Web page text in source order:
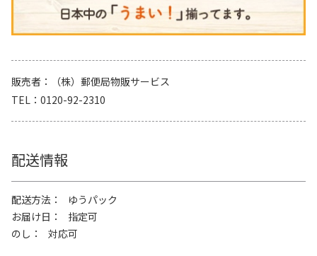
販売者
（株）郵便局物販サービス
TEL
0120-92-2310
配送情報
配送方法
ゆうパック
お届け日
指定可
のし
対応可